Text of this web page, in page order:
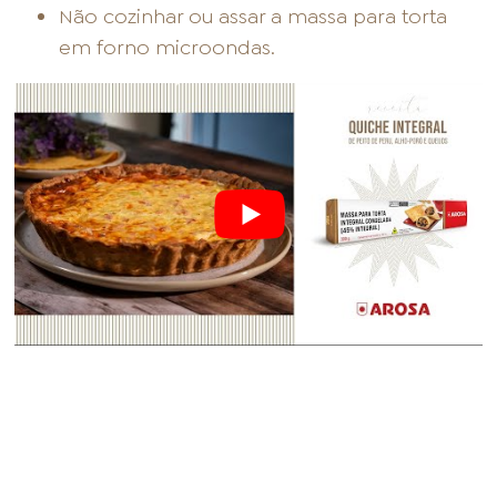
Não cozinhar ou assar a massa para torta
em forno microondas.